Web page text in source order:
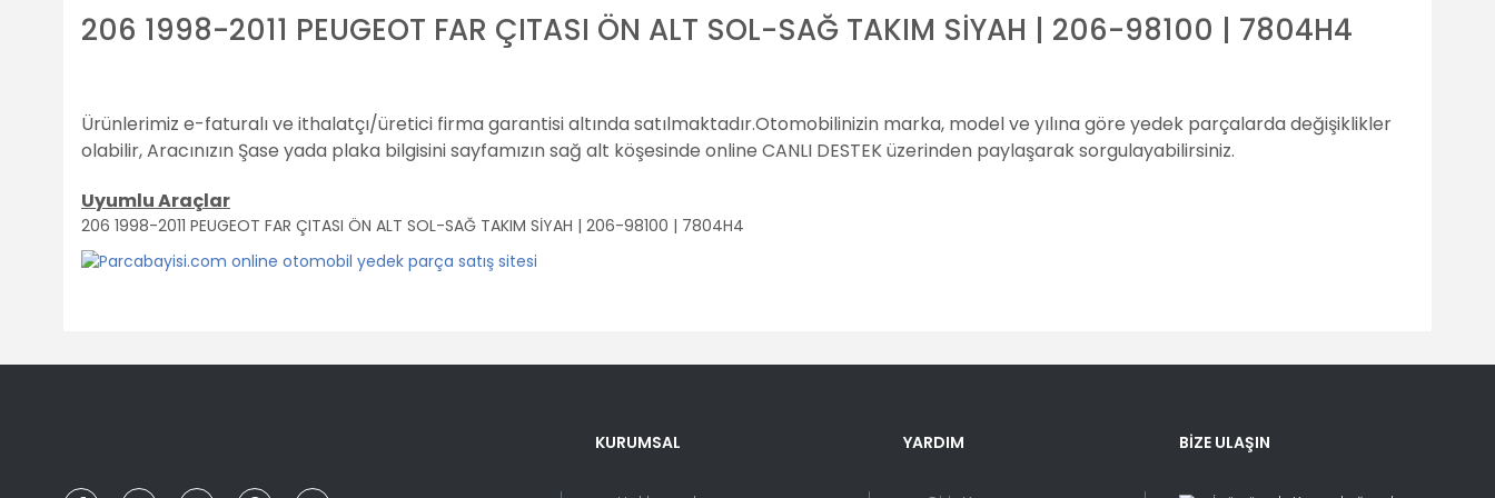
206 1998-2011 PEUGEOT FAR ÇITASI ÖN ALT SOL-SAĞ TAKIM SİYAH | 206-98100 | 7804H4
Ürünlerimiz e-faturalı ve ithalatçı/üretici firma garantisi altında satılmaktadır.Otomobilinizin marka, model ve yılına göre yedek parçalarda değişiklikler
olabilir,Aracınızın Şase yada plaka bilgisini sayfamızın sağ alt köşesinde online CANLI DESTEK üzerinden paylaşarak sorgulayabilirsiniz.
Uyumlu Araçlar
206 1998-2011 PEUGEOT FAR ÇITASI ÖN ALT SOL-SAĞ TAKIM SİYAH | 206-98100 | 7804H4
Görüş ve önerileriniz için teşekkür ederiz.
KURUMSAL YARDIM BİZE ULAŞIN